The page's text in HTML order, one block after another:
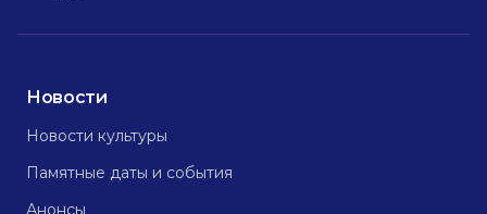
Новости
Новости культуры
Памятные даты и события
Анонсы